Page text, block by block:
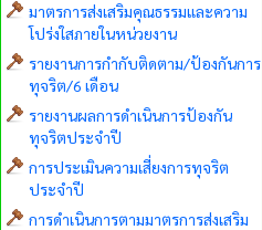
มาตรการส่งเสริมคุณธรรมและความ
โปร่งใสภายในหน่วยงาน
รายงานการกำกับติดตาม/ป้องกันการ
ทุจริต/6 เดือน
รายงานผลการดำเนินการป้องกัน
ทุจริตประจำปี
การประเมินความเสี่ยงการทุจริต
ประจำปี
การดำเนินการตามมาตรการส่งเสริม